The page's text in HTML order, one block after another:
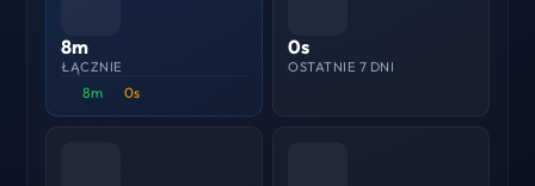
8m
ŁĄCZNIE
8m 0s
0s
OSTATNIE 7 DNI